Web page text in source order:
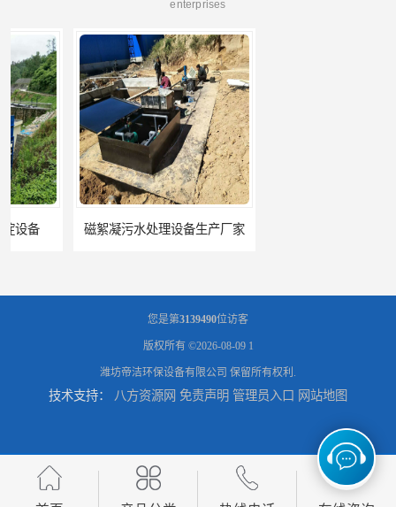
enterprises
磁絮凝污水处理设备生产厂家
混凝土搅拌站絮凝沉淀污水处理设备 一体化碳钢絮凝沉淀设备去除悬浮球物
您是第3139490位访客
版权所有 ©2026-08-09 1
潍坊帝洁环保设备有限公司 保留所有权利.
技术支持： 八方资源网 免责声明 管理员入口 网站地图